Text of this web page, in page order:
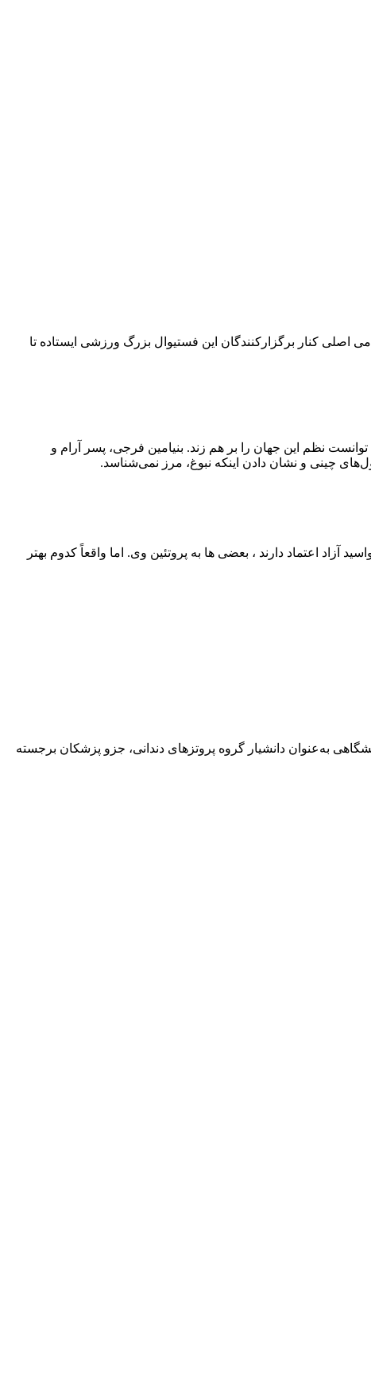
۴۲ کیلومتری می‌چرخد. امسال بلو به‌عنوان حامی اصلی کنار برگزارکنندگان این فستیوال بزرگ ورزشی ایستاده تا
نظم این جهان را بر هم زند. بنیامین فرجی، پسر آرام و
چینی و نشان دادن اینکه نبوغ، مرز نمی‌شناسد.
اعتماد دارند ، بعضی‌ ها به پروتئین وی. اما واقعاً کدوم بهتر
به‌عنوان دانشیار گروه پروتزهای دندانی، جزو پزشکان برجسته